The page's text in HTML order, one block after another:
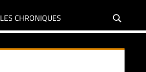
LES CHRONIQUES